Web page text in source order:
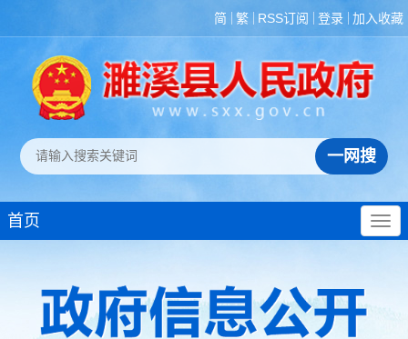
简 繁 RSS订阅 登录 加入收藏
首页